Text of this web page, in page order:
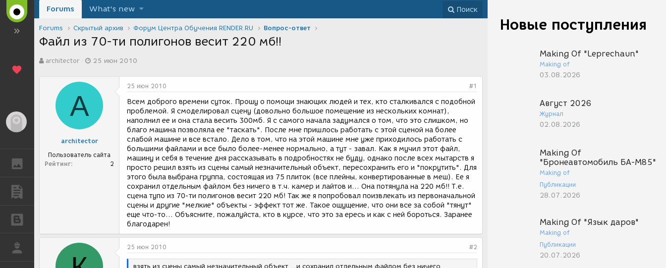
ГАЛЕРЕЯ
Новые поступления
Making Of "Leprechaun"
Making of
03.08.2026
Август 2026
Журнал
02.08.2026
Making Of
"Бронеавтомобиль БА-М85"
Making of
Публикации
28.07.2026
Making Of "Язык даров"
Making of
Публикации
20.07.2026
Forums What's new Поиск
Forums Скрытый архив Форум Центра Обучения RENDER.RU Вопрос-ответ
Файл из 70-ти полигонов весит 220 мб!!
в
architector
а
с
а
и
я
25 июн 2010
A
architector
Пользователь сайта
Рейтинг
2
25 июн 2010 #1
Всем доброго времени суток. Прошу о помощи знающих людей и тех, кто сталкивался с подобной
проблемой. Я смоделировал сцену (довольно большое помещение из нескольких комнат),
наполнил ее и она стала весить 300мб. Я с самого начала задумался о том, что это слишком, но
благо машина позволяла ее "таскать". После мне пришлось работать с этой сценой на более
слабой машине и все встало. Дело в том, что на этой машине мне уже приходилось работать с
большими файлами и все было более-менее нормально, а тут - завал. Как я мучил этот файл,
машину и себя в течение дня рассказывать в подробностях не буду, однако после всех мытарств я
просто решил взять из сцены самый незначительный объект, пересохранить его и "покрутить". Для
этого была выбрана группа, состоящая из 75 плиток (все плейны, конвертированные в меш). Ее я
сохранил отдельным файлом без ничего в т.ч. камер и лайтов и... Она потянула на 220 мб!! Т.е.
сцена тупо из 70-ти полигонов весит 220 мб! Так же я попробовал поизвлекать из первоначальной
сцены и другие "мелкие" объекты - эффект тот же. Такое ощущение, что они все за собой "тянут"
еще что-то... Объясните, пожалуйста, кто в курсе, что это за ересь и как с ней бороться. Заранее
благодарен!
25 июн 2010 #2
взять из сцены самый незначительный объект ...и сохранил отдельным файлом без ничего